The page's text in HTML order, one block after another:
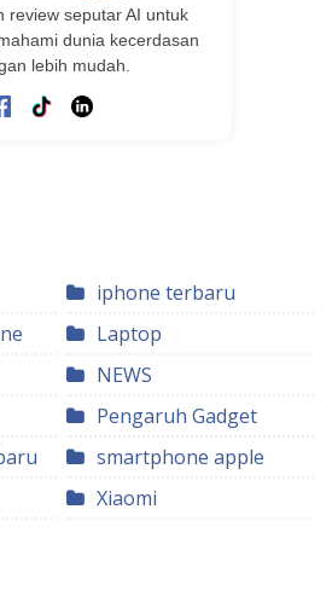
review seputar AI untuk
dunia kecerdasan
lebih mudah.
iphone terbaru
Laptop
NEWS
Pengaruh Gadget
smartphone apple
Xiaomi